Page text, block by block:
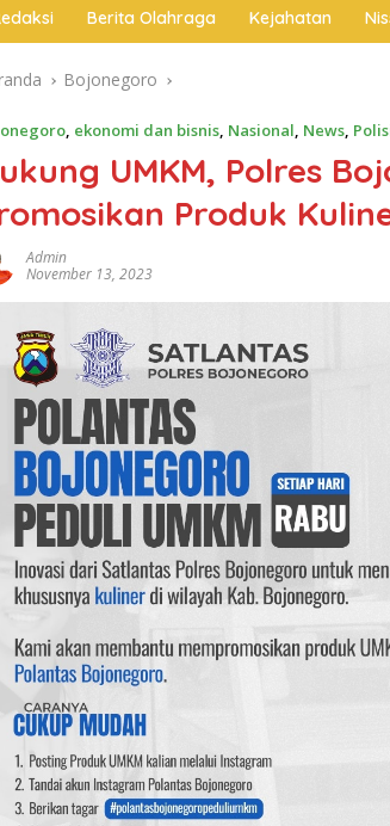
Berita Olahraga Kejahatan
Bojonegoro
, ekonomi dan bisnis, Nasional, News,
UMKM, Polres
Produk
Admin
November 13, 2023